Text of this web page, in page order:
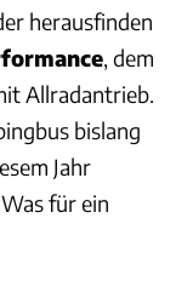
herausfinden
, dem
Allradantrieb.
bislang
Jahr
für ein